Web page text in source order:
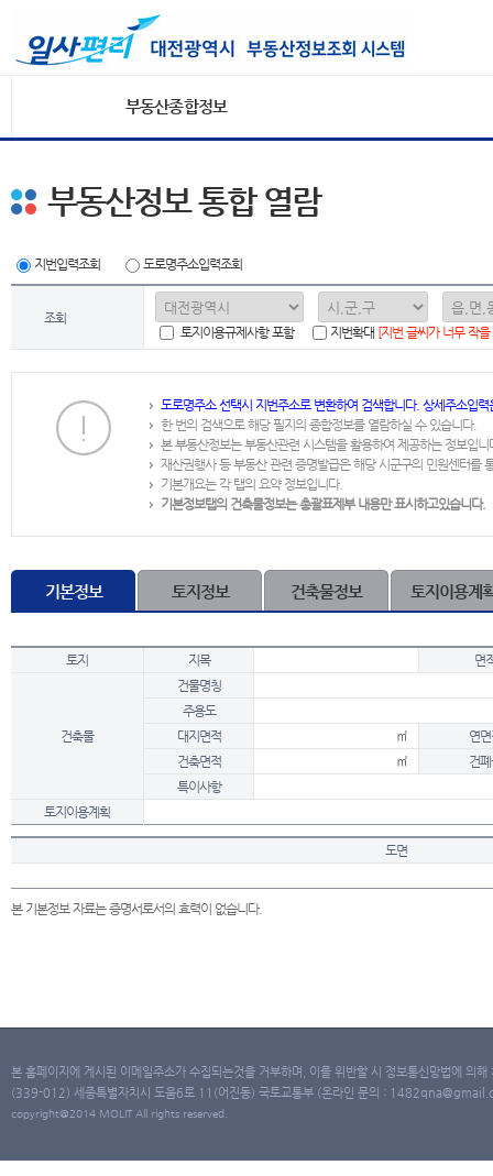
부동산종합정보
부동산정보 통합 열람
지번입력조회 도로명주소입력조회
조회
토지이용규제사항 포함
지번확대 [지번 글씨가 너무 작
도로명주소 선택시 지번주소로 변환하여 검색합니다. 상세주소입
한 번의 검색으로 해당 필지의 종합정보를 열람하실 수 있습니다.
본 부동산정보는 부동산관련 시스템을 활용하여 제공하는 정보입니
재산권행사 등 부동산 관련 증명발급은 해당 시군구의 민원센터를
기본개요는 각 탭의 요약 정보입니다.
기본정보탭의 건축물정보는 총괄표제부 내용만 표시하고있습니다.
기본정보 토지정보 건축물정보 토지이용계
토지 지목 면
건축물
건물명칭
주용도
대지면적
㎡
연
건축면적
㎡
건
특이사항
토지이용계획
도면
본 기본정보 자료는 증명서로서의 효력이 없습니다.
본 홈페이지에 게시된 이메일주소가 수집되는것을 거부하며, 이를 위반할 시 정보통신망법에 의
(339-012) 세종특별자치시 도움6로 11(어진동) 국토교통부 (온라인 문의 :
copyright@2014 MOLIT All rights reserved.